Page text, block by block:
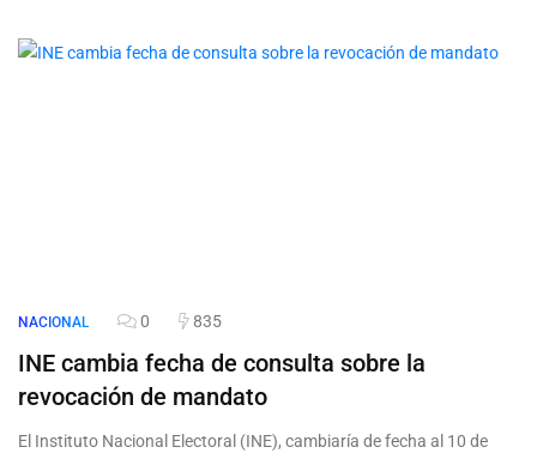
NACIONAL 0 835
INE cambia fecha de consulta sobre la
revocación de mandato
El Instituto Nacional Electoral (INE), cambiaría de fecha al 10 de